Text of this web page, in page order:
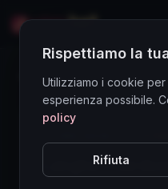
Directory Vini
Langhe
Rispettiamo la
Utilizziamo i cookie
esperienza possibile.
policy
Rifiuta